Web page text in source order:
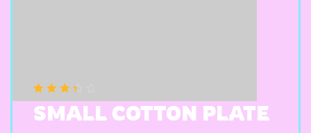
Note3.50
sur 5
SMALL COTTON PLATE